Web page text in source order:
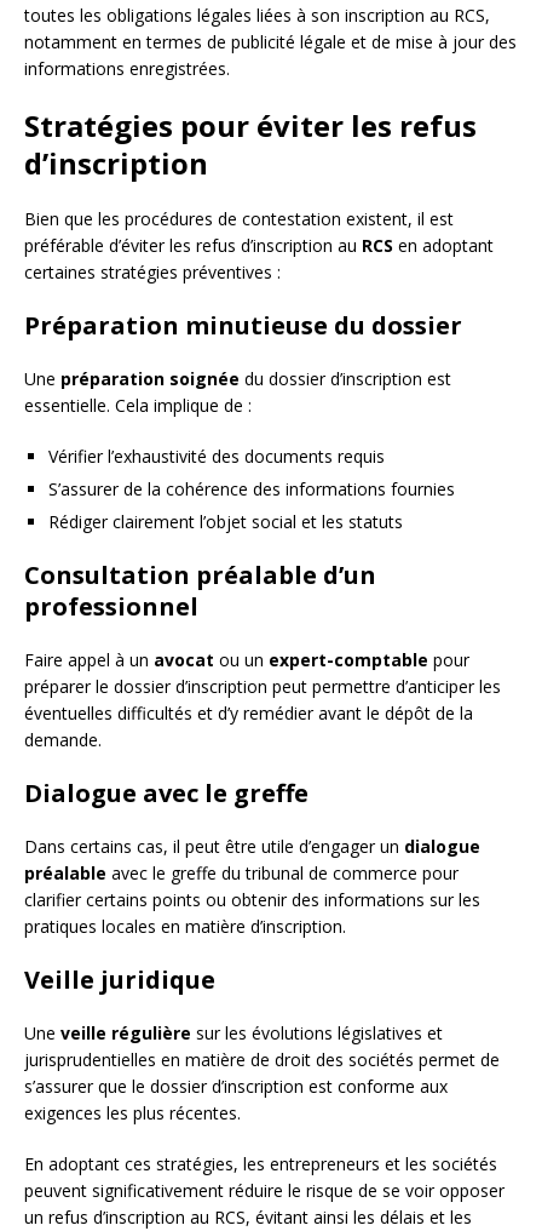
toutes les obligations légales liées à son inscription au RCS,
notamment en termes de publicité légale et de mise à jour des
informations enregistrées.
Stratégies pour éviter les refus
d’inscription
Bien que les procédures de contestation existent, il est
préférable d’éviter les refus d’inscription au RCS en adoptant
certaines stratégies préventives :
Préparation minutieuse du dossier
Une préparation soignée du dossier d’inscription est
essentielle. Cela implique de :
Vérifier l’exhaustivité des documents requis
S’assurer de la cohérence des informations fournies
Rédiger clairement l’objet social et les statuts
Consultation préalable d’un
professionnel
Faire appel à un avocat ou un expert-comptable pour
préparer le dossier d’inscription peut permettre d’anticiper les
éventuelles difficultés et d’y remédier avant le dépôt de la
demande.
Dialogue avec le greffe
Dans certains cas, il peut être utile d’engager un dialogue
préalable avec le greffe du tribunal de commerce pour
clarifier certains points ou obtenir des informations sur les
pratiques locales en matière d’inscription.
Veille juridique
Une veille régulière sur les évolutions législatives et
jurisprudentielles en matière de droit des sociétés permet de
s’assurer que le dossier d’inscription est conforme aux
exigences les plus récentes.
En adoptant ces stratégies, les entrepreneurs et les sociétés
peuvent significativement réduire le risque de se voir opposer
un refus d’inscription au RCS, évitant ainsi les délais et les